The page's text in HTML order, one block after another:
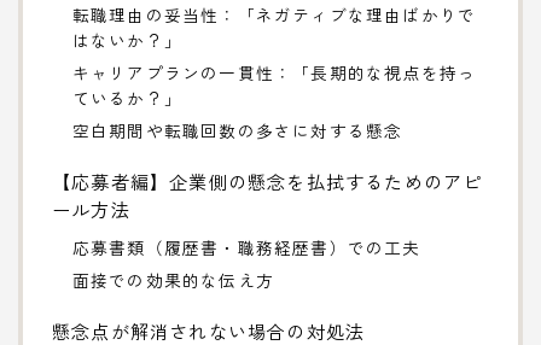
転職理由の妥当性：「ネガティブな理由ばかりで
はないか？」
キャリアプランの一貫性：「長期的な視点を持っ
ているか？」
空白期間や転職回数の多さに対する懸念
【応募者編】企業側の懸念を払拭するためのアピ
ール方法
応募書類（履歴書・職務経歴書）での工夫
面接での効果的な伝え方
懸念点が解消されない場合の対処法